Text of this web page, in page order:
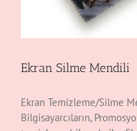
Ekran Silme Mendili
Ekran Temizleme/Silme
Bilgisayarcıların,